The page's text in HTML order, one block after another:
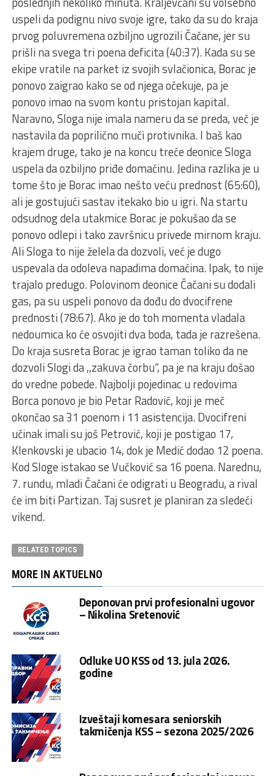
uspeli da podignu nivo svoje igre, tako da su do kraja
prvog poluvremena ozbiljno ugrozili Čačane, jer su
prišli na svega tri poena deficita (40:37). Kada su se
ekipe vratile na parket iz svojih svlačionica, Borac je
ponovo zaigrao kako se od njega očekuje, pa je
ponovo imao na svom kontu pristojan kapital.
Naravno, Sloga nije imala nameru da se preda, već je
nastavila da poprilično muči protivnika. I baš kao
krajem druge, tako je na koncu treće deonice Sloga
uspela da ozbiljno priđe domaćinu. Jedina razlika je u
tome što je Borac imao nešto veću prednost (65:60),
ali je gostujući sastav itekako bio u igri. Na startu
odsudnog dela utakmice Borac je pokušao da se
ponovo odlepi i tako završnicu privede mirnom kraju.
Ali Sloga to nije želela da dozvoli, već je dugo
uspevala da odoleva napadima domaćina. Ipak, to nije
trajalo predugo. Polovinom deonice Čačani su dodali
gas, pa su uspeli ponovo da dođu do dvocifrene
prednosti (78:67). Ako je do toh momenta vladala
nedoumica ko će osvojiti dva boda, tada je razrešena.
Do kraja susreta Borac je igrao taman toliko da ne
dozvoli Slogi da ,,zakuva čorbu“, pa je na kraju došao
do vredne pobede. Najbolji pojedinac u redovima
Borca ponovo je bio Petar Radović, koji je meč
okončao sa 31 poenom i 11 asistencija. Dvocifreni
učinak imali su još Petrović, koji je postigao 17,
Klenkovski je ubacio 14, dok je Medić dodao 12 poena.
Kod Sloge istakao se Vučković sa 16 poena. Narednu,
7. rundu, mladi Čačani će odigrati u Beogradu, a rival
će im biti Partizan. Taj susret je planiran za sledeći
vikend.
RELATED TOPICS
MORE IN AKTUELNO
Deponovan prvi profesionalni ugovor
– Nikolina Sretenović
Odluke UO KSS od 13. jula 2026.
godine
Izveštaji komesara seniorskih
takmičenja KSS – sezona 2025/2026